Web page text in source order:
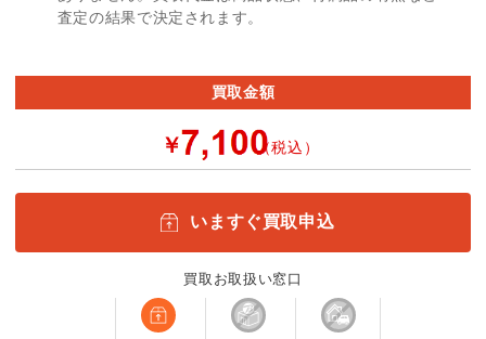
査定の結果で決定されます。
買取金額
￥ （税込）
いますぐ買取申込
買取お取扱い窓口